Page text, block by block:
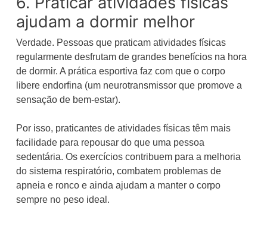
ajudam a dormir melhor
Verdade. Pessoas que praticam atividades físicas
regularmente desfrutam de grandes benefícios na hora
de dormir. A prática esportiva faz com que o corpo
libere endorfina (um neurotransmissor que promove a
sensação de bem-estar).
Por isso, praticantes de atividades físicas têm mais
facilidade para repousar do que uma pessoa
sedentária. Os exercícios contribuem para a melhoria
do sistema respiratório, combatem problemas de
apneia e ronco e ainda ajudam a manter o corpo
sempre no peso ideal.